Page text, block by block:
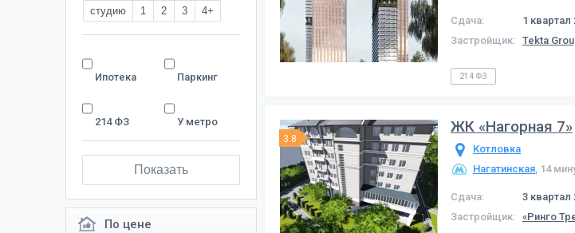
студию 1 2 3 4+
Ипотека Паркинг
214 ФЗ У метро
Показать
По цене
Сдача:
1 квартал
Застройщик: Tekta
214 ФЗ
3.8
ЖК «Нагорная 7»
Котловка
Нагатинская, 14
Сдача:
3 квартал
Застройщик: «Ринго